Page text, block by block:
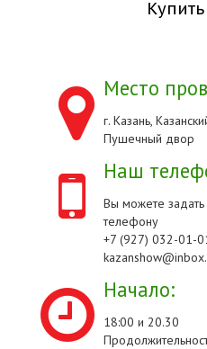
Место
г. Казань,
Пушечный двор
Наш
Вы можете
телефону
+7 (927) 032-01-
Начало:
18:00 и 20.30